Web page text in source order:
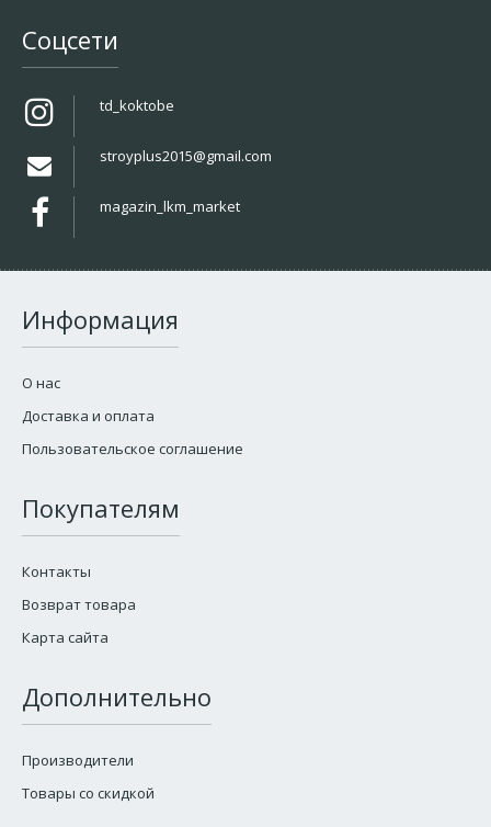
Соцсети
td_koktobe
stroyplus2015@gmail.com
magazin_lkm_market
Информация
О нас
Доставка и оплата
Пользовательское соглашение
Покупателям
Контакты
Возврат товара
Карта сайта
Дополнительно
Производители
Товары со скидкой